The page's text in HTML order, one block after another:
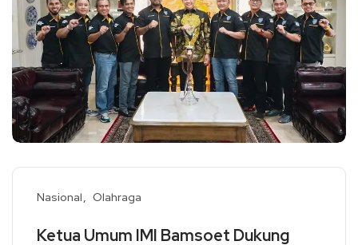
Nasional Olahraga
Ketua Umum IMI Bamsoet Dukung